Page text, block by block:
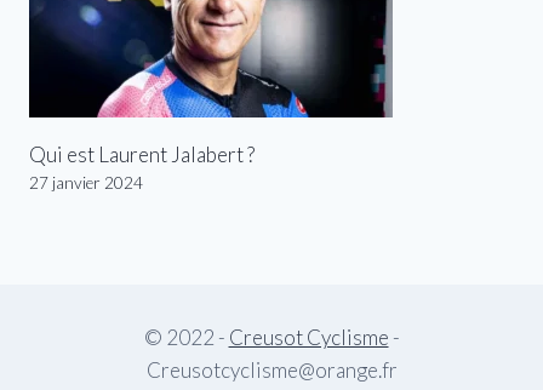
Qui est Laurent Jalabert ?
27 janvier 2024
© 2022 - Creusot Cyclisme -
Creusotcyclisme@orange.fr